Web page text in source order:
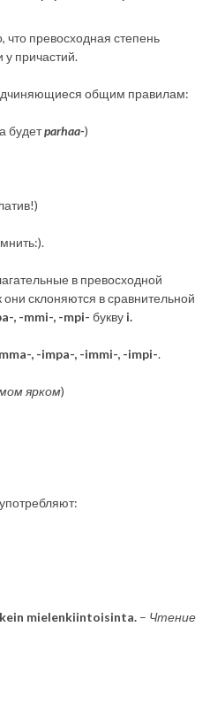
что превосходная степень
у причастий.
общим правилам:
будетparhaa-)
в превосходной
склоняются в сравнительной
, -mmi-, -mpi- букву i.
, -impa-, -immi-, -impi-.
ярком)
mielenkiintoisinta. – Чтение